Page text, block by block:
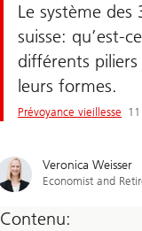
Le système des
suisse: qu’est-
différents
leurs formes.
Prévoyance vieillesse
Veronica Weisser
Economist and
Contenu: